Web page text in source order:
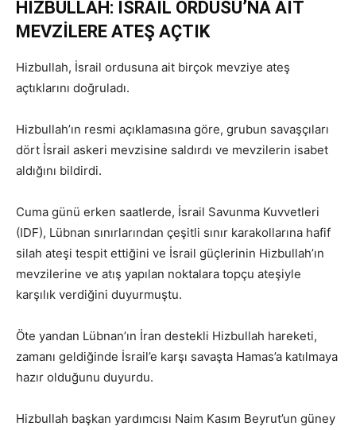
HİZBULLAH: İSRAİL ORDUSU’NA AİT
MEVZİLERE ATEŞ AÇTIK
Hizbullah, İsrail ordusuna ait birçok mevziye ateş
açtıklarını doğruladı.
Hizbullah’ın resmi açıklamasına göre, grubun savaşçıları
dört İsrail askeri mevzisine saldırdı ve mevzilerin isabet
aldığını bildirdi.
Cuma günü erken saatlerde, İsrail Savunma Kuvvetleri
(IDF), Lübnan sınırlarından çeşitli sınır karakollarına hafif
silah ateşi tespit ettiğini ve İsrail güçlerinin Hizbullah’ın
mevzilerine ve atış yapılan noktalara topçu ateşiyle
karşılık verdiğini duyurmuştu.
Öte yandan Lübnan’ın İran destekli Hizbullah hareketi,
zamanı geldiğinde İsrail’e karşı savaşta Hamas’a katılmaya
hazır olduğunu duyurdu.
Hizbullah başkan yardımcısı Naim Kasım Beyrut’un güney